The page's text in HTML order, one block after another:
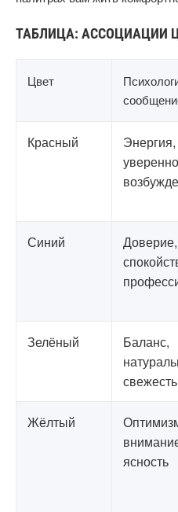
ТАБЛИЦА: АССОЦИАЦИИ
Цвет
Красный
Энергия,
Синий
Доверие,
Зелёный
Баланс,
свежесть
Жёлтый
ясность